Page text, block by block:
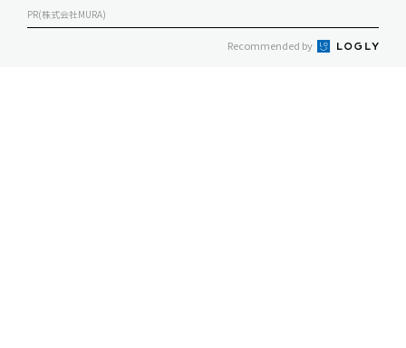
PR(株式会社MURA)
Recommended by